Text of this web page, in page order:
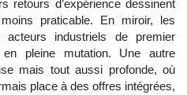
retours d’expérience dessinent
praticable. En miroir, les
industriels de premier
pleine mutation. Une autre
mais tout aussi profonde, où
place à des offres intégrées,